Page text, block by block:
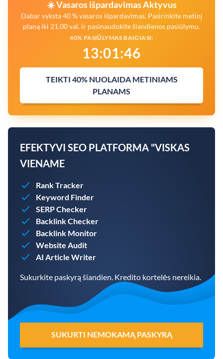
☀️ Vasaros išpardavimas Aktyvus
Dabar vyksta 40 % vasaros išpardavimas. Pasirinkite metinį
planą iki 21.00 val. ir pasinaudokite šiandienos pasiūlymu.
40% PASIŪLYMAS BAIGIASI:
13:01:45
TEIKTI 40% NUOLAIDA METINIAMS
PLANAMS
EFEKTYVI SEO PLATFORMA "VISKAS
VIENAME
Rank Tracker
Keyword Finder
SERP Checker
Backlink Checker
Backlink Monitor
Website Audit
AI Article Writer
Sukurkite paskyrą šiandien. Kredito kortelės nereikia.
SUKURTI NEMOKAMĄ PASKYRĄ